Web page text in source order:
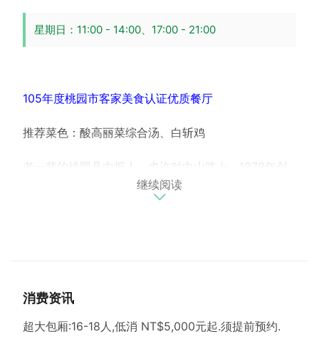
星期日：11:00 - 14:00、17:00 - 21:00
105年度桃园市客家美食认证优质餐厅
推荐菜色：酸高丽菜综合汤、白斩鸡
老一辈的桃园县中坜人，也许对中山路上、1978年创
立的新龙餐厅有些印象，1995年再创馔园，再於2007
年迁至现址， 由第二代接手经营。取名馔园，是晋天
朴实的馔园以传统客家料理与台菜为主，部分料理闽客
继续阅读
消费资讯
超大包厢:16-18人,低消 NT$5,000元起.须提前预约.